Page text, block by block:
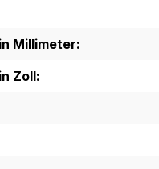
Millimeter:
Zoll: